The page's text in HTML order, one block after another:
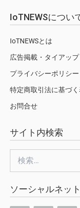
IoTNEWSについ
IoTNEWSとは
広告掲載・タイアップ
プライバシーポリシー
特定商取引法に基づ
お問合せ
サイト内検索
索:
ソーシャルネッ